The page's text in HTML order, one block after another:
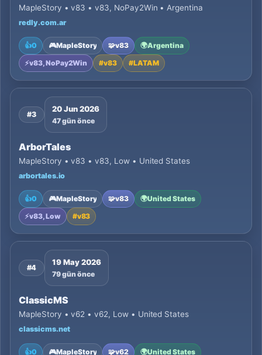
MapleStory • v83 • v83, NoPay2Win • Argentina
redly.com.ar
👍0 🎮MapleStory 🧩v83 🌍Argentina
⚡v83, NoPay2Win #v83 #LATAM
#3
20 Jun 2026
47 gün önce
ArborTales
MapleStory • v83 • v83, Low • United States
arbortales.io
👍0 🎮MapleStory 🧩v83 🌍United States
⚡v83, Low #v83
#4
19 May 2026
79 gün önce
ClassicMS
MapleStory • v62 • v62, Low • United States
classicms.net
👍0 🎮MapleStory 🧩v62 🌍United States